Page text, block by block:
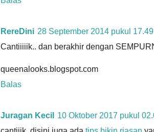
RereDini 28 September 2014 pukul 17.49
Cantiiiiik.. dan berakhir dengan
queenalooks.blogspot.com
Balas
Juragan Kecil
10 Oktober 2017 pukul